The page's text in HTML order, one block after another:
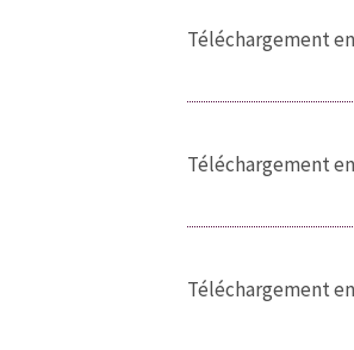
Téléchargement
Téléchargement
Téléchargement en